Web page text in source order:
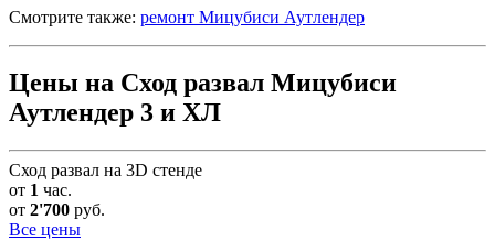
Смотрите также: ремонт Мицубиси Аутлендер
Цены на Сход развал Мицубиси
Аутлендер 3 и ХЛ
Сход развал на 3D стенде
от 1 час.
от 2'700 руб.
Все цены